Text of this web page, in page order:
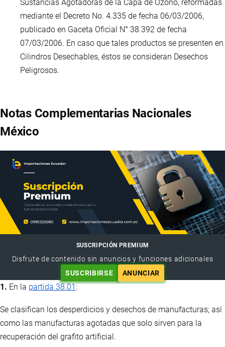
Sustancias Agotadoras de la Capa de Ozono, reformadas
mediante el Decreto No. 4.335 de fecha 06/03/2006,
publicado en Gaceta Oficial N° 38.392 de fecha
07/03/2006. En caso que tales productos se presenten en
Cilindros Desechables, éstos se consideran Desechos
Peligrosos.
Notas Complementarias Nacionales
México
SUSCRIPCIÓN PREMIUM
Disfrute de contenido sin anuncios y funciones adicionales
SUSCRIBIRSE
ANUNCIAR
1. En la partida 38.01:
Se clasifican los desperdicios y desechos de manufacturas; así
como las manufacturas agotadas que solo sirven para la
recuperación del grafito artificial.